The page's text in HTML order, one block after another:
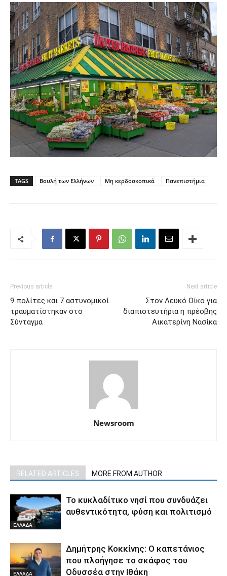
TAGS Βουλή των Ελλήνων Μη κερδοσκοπικά Πανεπιστήμια
Previous article
9 πολίτες και 7 αστυνομικοί
τραυματίστηκαν στο
Σύνταγμα
Next article
Στον Λευκό Οίκο για
διαπιστευτήρια η πρέσβης
Αικατερίνη Νασίκα
Newsroom
RELATED ARTICLES MORE FROM AUTHOR
ΕΛΛΑΔΑ
Το κυκλαδίτικο νησί που συνδυάζει
αυθεντικότητα, φύση και πολιτισμό
ΕΛΛΑΔΑ
Δημήτρης Κοκκίνης: Ο καπετάνιος
που πλοήγησε το σκάφος του
Οδυσσέα στην Ιθάκη